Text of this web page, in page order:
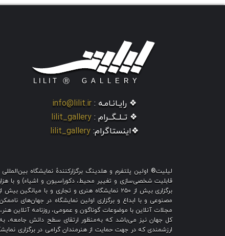
❖ رایـانـامـه : info@lilit.ir
❖ تــلــگــرام : lilit_gallery
❖اینستاگرام: lilit_gallery
لیلیت® اولین پلتفرم و هلدینگ برگزارکنندهٔ نمایشگاه
قابلیت شخصی‌سازی و تغییر محیط، دکوراسیون و اشیاء) و با
برگزاری بیش از ۲۵۰ نمایشگاه هنری و تجاری و
مصنوعی و با ابداع و برگزاری اولین نمایشگاه در جهان‌های
مجلات آنلاین با موضوعات گوناگون و عمومی، روزنامه آنلاین
کل جهان نیز می‌باشد که به‌منظور ارتقای سطح دانش جامعه،
ارزشمندی که در جهت حمایت از هنرمندان گرامی در برگزاری